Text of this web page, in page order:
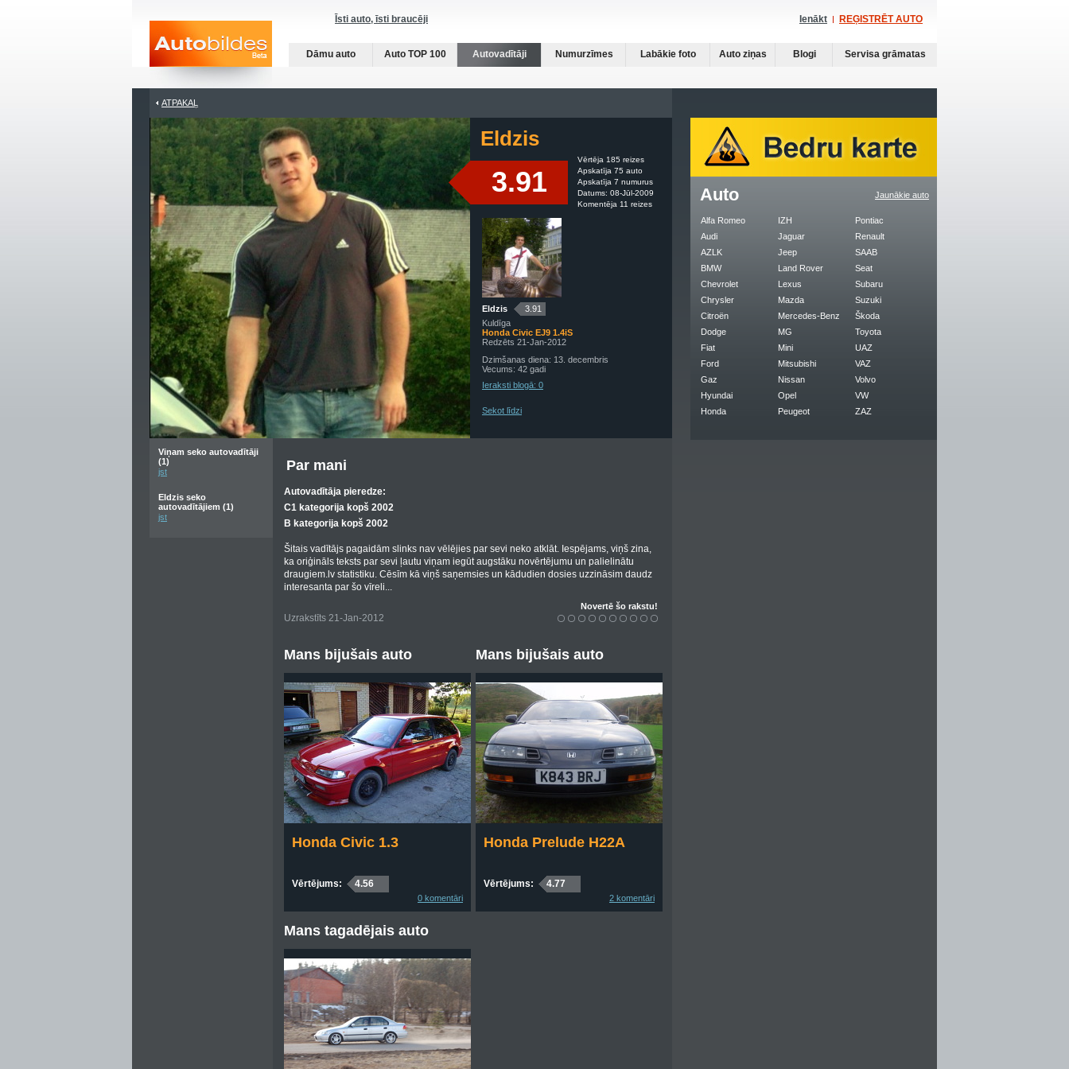
Īsti auto, īsti braucēji Ienākt REĢISTRĒT AUTO
Dāmu auto Auto TOP 100 Autovadītāji Numurzīmes Labākie foto Auto ziņas Blogi Servisa grāmatas
ATPAKAĻ
Eldzis
3.91
Vērtēja 185 reizes
Apskatīja 75 auto
Apskatīja 7 numurus
Datums: 08-Jūl-2009
Komentēja 11 reizes
Eldzis
3.91
Kuldīga
Honda Civic EJ9 1.4iS
Redzēts 21-Jan-2012
Dzimšanas diena: 13. decembris
Vecums: 42 gadi
Ieraksti blogā: 0
Sekot līdzi
Viņam seko autovadītāji
(1)
jst
Eldzis seko
autovadītājiem (1)
jst
Par mani
Autovadītāja pieredze:
C1 kategorija kopš 2002
B kategorija kopš 2002
Šitais vadītājs pagaidām slinks nav vēlējies par sevi neko atklāt. Iespējams, viņš zina,
ka oriģināls teksts par sevi ļautu viņam iegūt augstāku novērtējumu un palielinātu
draugiem.lv statistiku. Cēsīm kā viņš saņemsies un kādudien dosies uzzināsim daudz
interesanta par šo vīreli...
Novertē šo rakstu!
Uzrakstīts 21-Jan-2012
Mans bijušais auto
Honda Civic 1.3
Vērtējums: 4.56
0 komentāri
Mans bijušais auto
Honda Prelude H22A
Vērtējums: 4.77
2 komentāri
Mans tagadējais auto
Jaunākie auto
Auto
Alfa Romeo
Audi
AZLK
BMW
Chevrolet
Chrysler
Citroën
Dodge
Fiat
Ford
Gaz
Hyundai
Honda
IZH
Jaguar
Jeep
Land Rover
Lexus
Mazda
Mercedes-Benz
MG
Mini
Mitsubishi
Nissan
Opel
Peugeot
Pontiac
Renault
SAAB
Seat
Subaru
Suzuki
Škoda
Toyota
UAZ
VAZ
Volvo
VW
ZAZ